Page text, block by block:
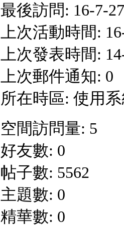
最後訪問: 16-7-
上次活動時間:
上次發表時間:
上次郵件通知: 0
所在時區: 使用
空間訪問量: 5
好友數: 0
帖子數: 5562
主題數: 0
精華數: 0